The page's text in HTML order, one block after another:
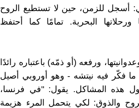
أسجل للزمن، حين لا تستطيع الروح
البحرية. تمامًا كما أحتفظ
ورفعه (أو ذمّه) باعتباره رائدًا
ما فكّر فيه نيتشه - وهو أوروبي أصيل
المطاف - حوالي عام 1880 حول هذه المشاكل. يقول: "في فرنسا،
والذوق: لكي يتحمل المرء هزيمة